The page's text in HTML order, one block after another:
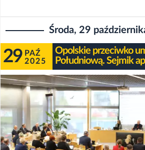
Środa, 29
29 PAŹ
2025
Opolskie przeciwko
Południową. Sejmik